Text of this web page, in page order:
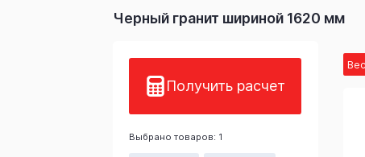
Черный гранит шириной 1620 мм
Получить расчет
Выбрано товаров: 1